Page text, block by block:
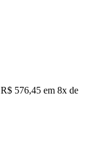
R$ 576,45 em 8x de